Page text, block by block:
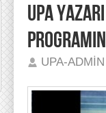
UPA
UPA-ADMIN